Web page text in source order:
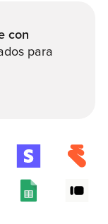
con
para